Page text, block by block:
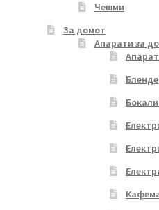
Чешми
За домот
Апарати за